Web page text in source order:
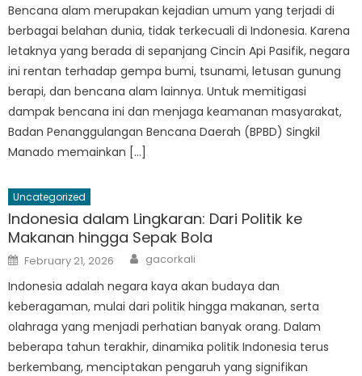
Bencana alam merupakan kejadian umum yang terjadi di
berbagai belahan dunia, tidak terkecuali di Indonesia. Karena
letaknya yang berada di sepanjang Cincin Api Pasifik, negara
ini rentan terhadap gempa bumi, tsunami, letusan gunung
berapi, dan bencana alam lainnya. Untuk memitigasi
dampak bencana ini dan menjaga keamanan masyarakat,
Badan Penanggulangan Bencana Daerah (BPBD) Singkil
Manado memainkan […]
Uncategorized
Indonesia dalam Lingkaran: Dari Politik ke
Makanan hingga Sepak Bola
Posted
on
February 21, 2026 Author
gacorkali
Indonesia adalah negara kaya akan budaya dan
keberagaman, mulai dari politik hingga makanan, serta
olahraga yang menjadi perhatian banyak orang. Dalam
beberapa tahun terakhir, dinamika politik Indonesia terus
berkembang, menciptakan pengaruh yang signifikan